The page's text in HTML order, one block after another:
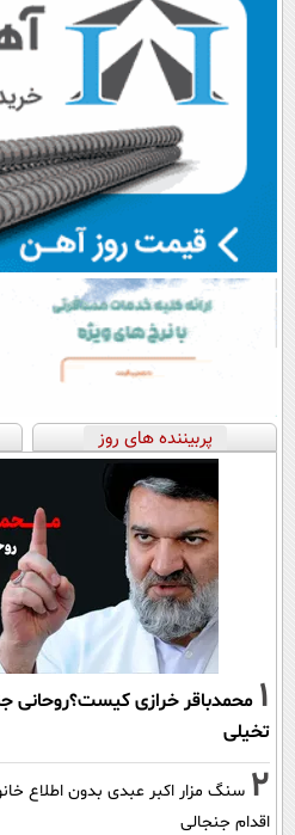
پربیننده های روز
1 محمدباقر خرازی کیست؟روحانی
تخیلی
2 سنگ مزار اکبر عبدی بدون اطلاع
اقدام جنجالی